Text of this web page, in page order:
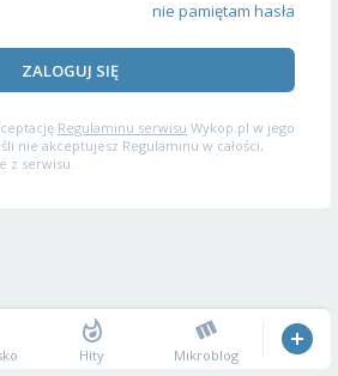
nie pamiętam hasła
ZALOGUJ SIĘ
Regulaminu serwisu Wykop.pl w jego
nie akceptujesz Regulaminu w całości,
z serwisu.
Hity Mikroblog